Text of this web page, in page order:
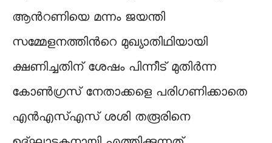
ആന്‍റണിയെ മന്നം ജയന്തി
സമ്മേളനത്തിന്‍റെ മുഖ്യാതിഥിയായി
ക്ഷണിച്ചതിന് ശേഷം പിന്നീട് മുതിർന്ന
കോൺഗ്രസ് നേതാക്കളെ പരിഗണിക്കാതെ
എൻഎസ്എസ് ശശി തരൂരിനെ